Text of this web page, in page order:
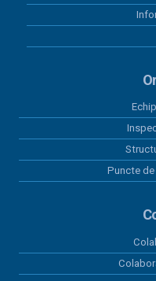
19 iunie 2026
Contract subsecvent
Contract subsecvent
2026
PAAP RO SRB ITPF
Puncte de